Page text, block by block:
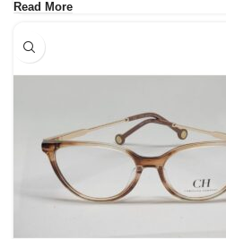
Read More